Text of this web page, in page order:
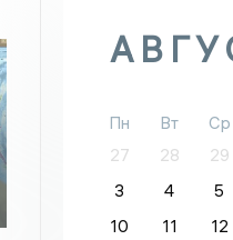
Пн Вт Ср
27
28 29
3
4 5
10
11 12